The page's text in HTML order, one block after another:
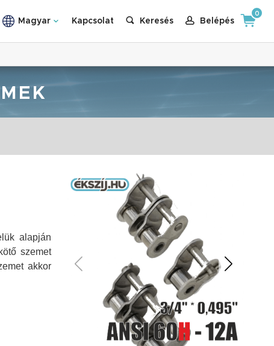
Magyar Kapcsolat Keresés Belépés
0
alapján
szemet
akkor